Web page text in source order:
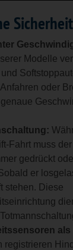
Modelle
oder
Fahrt muss
gedrückt
er
stehen. Diese
registrieren